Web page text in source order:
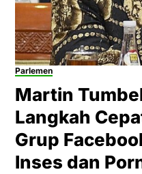
Parlemen
Martin
Langkah
Grup
Inses dan